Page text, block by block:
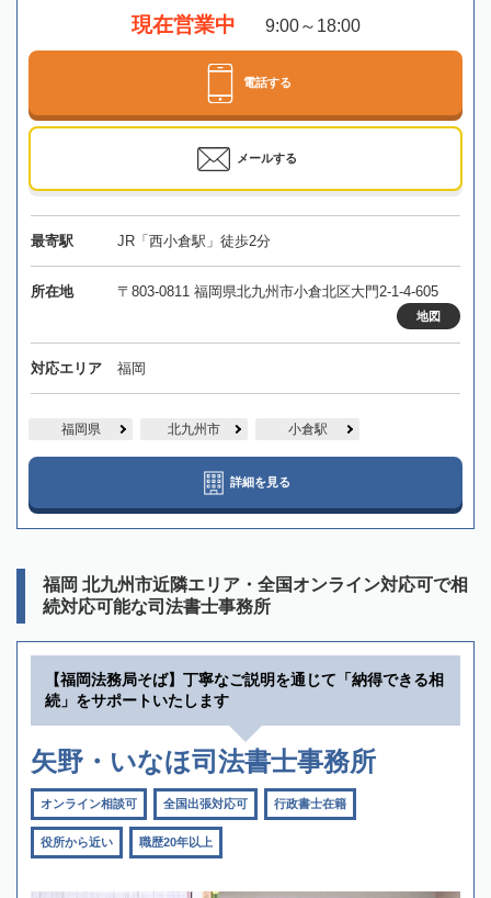
現在営業中 9:00～18:00
電話する
メールする
最寄駅 JR「西小倉駅」徒歩2分
所在地 〒803-0811 福岡県北九州市小倉北区大門2-1-4-605
地図
対応エリア 福岡
福岡県 北九州市 小倉駅
詳細を見る
福岡 北九州市近隣エリア・全国オンライン対応可で相
続対応可能な司法書士事務所
【福岡法務局そば】丁寧なご説明を通じて「納得できる相
続」をサポートいたします
矢野・いなほ司法書士事務所
オンライン相談可 全国出張対応可 行政書士在籍
役所から近い 職歴20年以上